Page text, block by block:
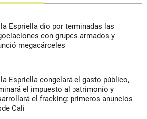
la Espriella dio por terminadas las
con grupos armados y
megacárceles
la Espriella congelará el gasto público,
el impuesto al patrimonio y
el fracking: primeros anuncios
Cali